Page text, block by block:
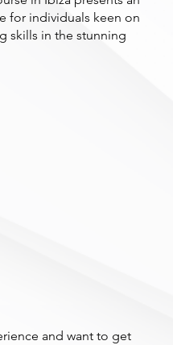
for individuals keen on
skills in the stunning
and want to get